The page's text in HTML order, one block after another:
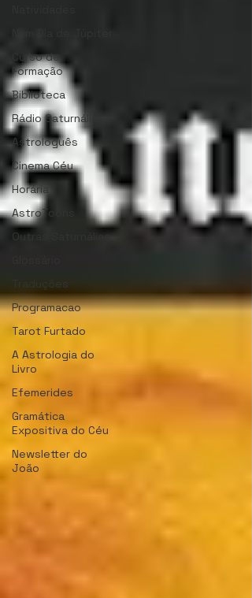
Curso de
Formação
Biblioteca
Rádio Saturnália
Astrologuês
Cinema Céu
Horária
AstroToons
Outras Saturnálias
Traduções
Programacao
Tarot Furtado
A Astrologia do
Livro
Efemerides
Gramática
Expositiva do Céu
Newsletter do
João